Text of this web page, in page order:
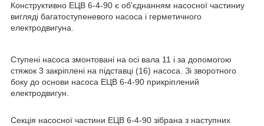
Конструктивно ЕЦВ 6-4-90 є об'єднанням насосної частиниу
вигляді багатоступеневого насоса і герметичного
електродвигуна.
Ступені насоса змонтовані на осі вала 11 і за допомогою
стяжок 3 закріплені на підставці (16) насоса. Зі зворотного
боку до основи насоса ЕЦВ 6-4-90 прикріплений
електродвигун.
Секція насосної частини ЕЦВ 6-4-90 зібрана з наступних